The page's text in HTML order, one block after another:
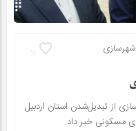
11
از تبدیل‌شدن استان اردبیل
مسکونی خبر داد.